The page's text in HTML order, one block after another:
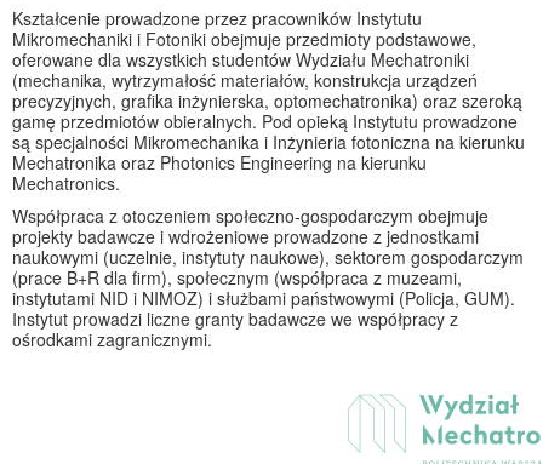
Kształcenie prowadzone przez pracowników Instytutu
Mikromechaniki i Fotoniki obejmuje przedmioty podstawowe,
oferowane dla wszystkich studentów Wydziału Mechatroniki
(mechanika, wytrzymałość materiałów, konstrukcja urządzeń
precyzyjnych, grafika inżynierska, optomechatronika) oraz szeroką
gamę przedmiotów obieralnych. Pod opieką Instytutu prowadzone
są specjalności Mikromechanika i Inżynieria fotoniczna na kierunku
Mechatronika oraz Photonics Engineering na kierunku
Mechatronics.
Współpraca z otoczeniem społeczno-gospodarczym obejmuje
projekty badawcze i wdrożeniowe prowadzone z jednostkami
naukowymi (uczelnie, instytuty naukowe), sektorem gospodarczym
(prace B+R dla firm), społecznym (współpraca z muzeami,
instytutami NID i NIMOZ) i służbami państwowymi (Policja, GUM).
Instytut prowadzi liczne granty badawcze we współpracy z
ośrodkami zagranicznymi.